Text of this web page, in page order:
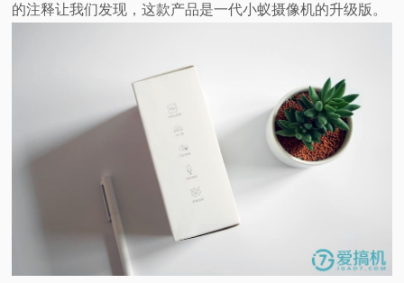
的注释让我们发现，这款产品是一代小蚁摄像机的升级版。